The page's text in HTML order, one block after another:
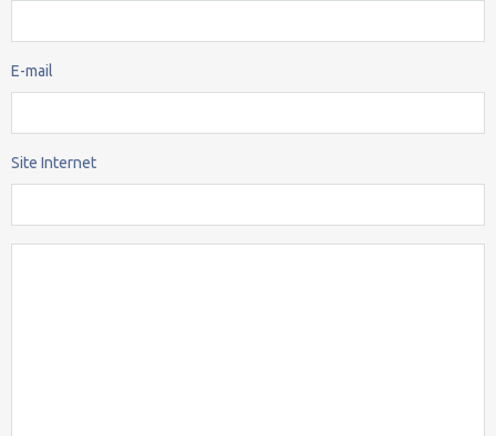
E-mail
Site Internet